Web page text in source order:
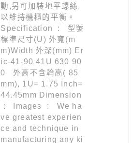
動,另可加裝地平螺絲,
以維持機櫃的平衡。
Specification : 型號
標準尺寸(U) 外寬(m
m)Width 外深(mm) Er
ic-41-90 41U 630 90
0 外高不含輪高( 85
mm), 1U= 1.75 Inch=
44.45mm Dimension
: Images : We ha
ve greatest experien
ce and technique in
manufacturing any ki